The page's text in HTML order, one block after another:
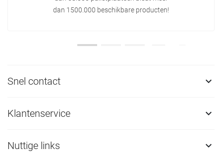
dan 1500.000 beschikbare producten!
Snel contact 
Klantenservice 
Nuttige links 